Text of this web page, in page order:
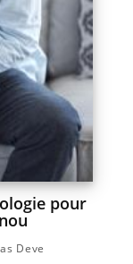
pour
Deve